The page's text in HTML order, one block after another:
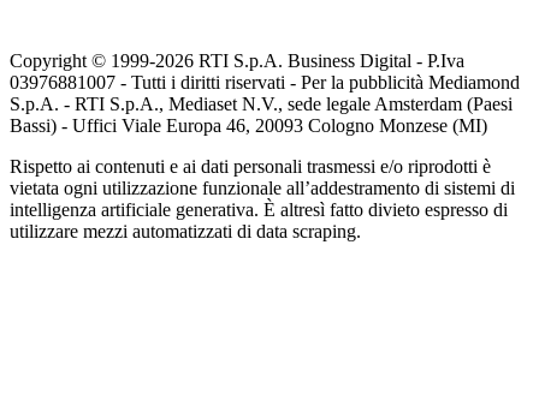
Copyright © 1999-2026 RTI S.p.A. Business Digital - P.Iva
03976881007 - Tutti i diritti riservati - Per la pubblicità Mediamond
S.p.A. - RTI S.p.A., Mediaset N.V., sede legale Amsterdam (Paesi
Bassi) - Uffici Viale Europa 46, 20093 Cologno Monzese (MI)
Rispetto ai contenuti e ai dati personali trasmessi e/o riprodotti è
vietata ogni utilizzazione funzionale all’addestramento di sistemi di
intelligenza artificiale generativa. È altresì fatto divieto espresso di
utilizzare mezzi automatizzati di data scraping.